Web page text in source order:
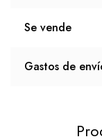
Se vende
Gastos de